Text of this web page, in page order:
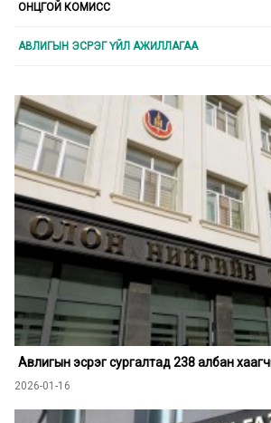
ОНЦГОЙ КОМИСС
АВЛИГЫН ЭСРЭГ ҮЙЛ АЖИЛЛАГАА
Авлигын эсрэг сургалтад 238 албан
2026-01-16